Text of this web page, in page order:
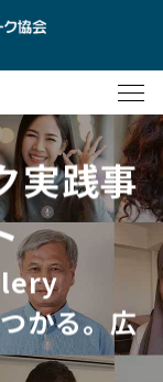
実践事
かる。広